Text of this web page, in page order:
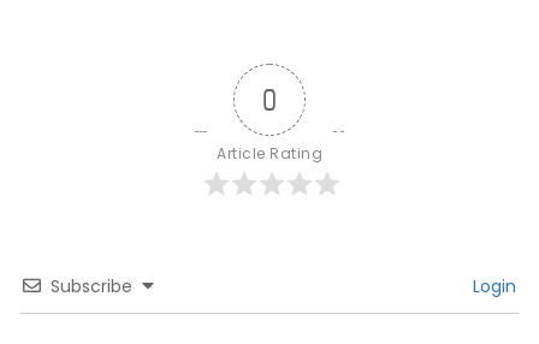
0
Article Rating
Subscribe Login